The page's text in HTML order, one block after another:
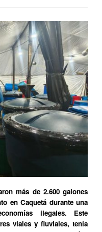
más de 2.600 galones
en Caquetá durante una
ilegales. Este
viales y fluviales, tenía